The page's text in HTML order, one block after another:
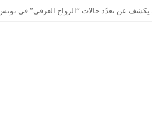
يكشف عن تعدّد حالات “الزواج العرفي” في